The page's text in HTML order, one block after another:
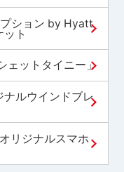
ション by Hyatt
ト
ェットタイニー」
ルウインドブレ
リジナルスマホ